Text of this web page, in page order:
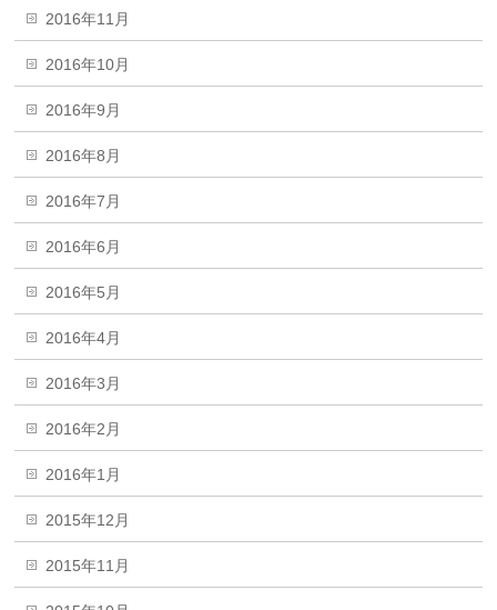
2016年11月
2016年10月
2016年9月
2016年8月
2016年7月
2016年6月
2016年5月
2016年4月
2016年3月
2016年2月
2016年1月
2015年12月
2015年11月